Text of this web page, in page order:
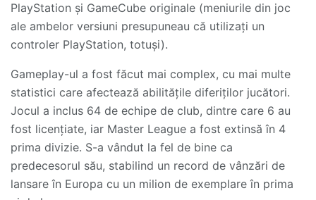
PlayStation și GameCube originale (meniurile din joc
ale ambelor versiuni presupuneau că utilizați un
controler PlayStation, totuși).
Gameplay-ul a fost făcut mai complex, cu mai multe
statistici care afectează abilitățile diferiților jucători.
Jocul a inclus 64 de echipe de club, dintre care 6 au
fost licențiate, iar Master League a fost extinsă în 4
prima divizie. S-a vândut la fel de bine ca
predecesorul său, stabilind un record de vânzări de
lansare în Europa cu un milion de exemplare în prima